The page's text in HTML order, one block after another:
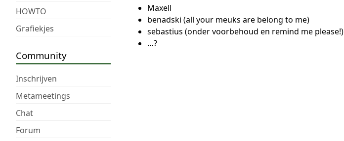
HOWTO
Grafiekjes
Community
Inschrijven
Metameetings
Chat
Forum
Maxell
benadski (all your meuks are belong to me)
sebastius (onder voorbehoud en remind me please!)
…?